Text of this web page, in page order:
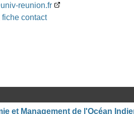
reunion.fr
contact
et Management de l'Océan